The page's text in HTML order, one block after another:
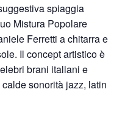
spiaggia
Mistura Popolare
Ferretti a chitarra e
Il concept artistico è
brani italiani e
sonorità jazz, latin